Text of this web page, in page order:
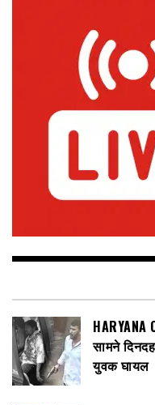
HARYANA
सामने
युवक घायल